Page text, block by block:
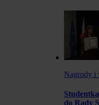
Nagrody i
do Rady